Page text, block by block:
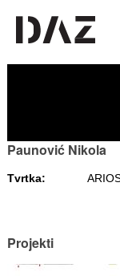
Paunović Nikola
Tvrtka:
Projekti